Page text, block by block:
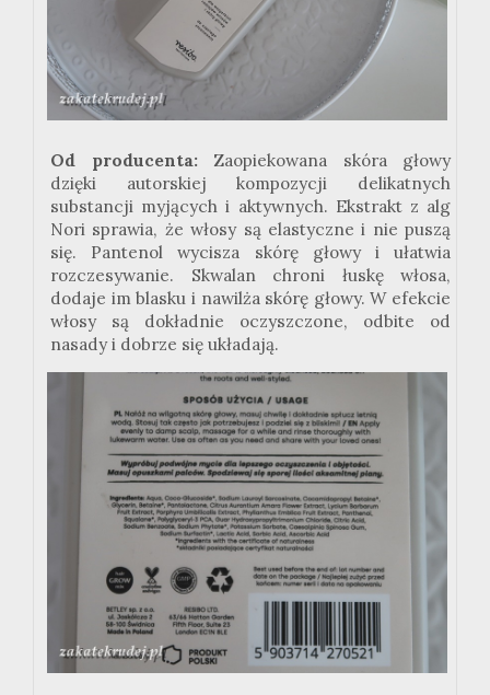
Od producenta: Zaopiekowana skóra głowy
dzięki autorskiej kompozycji delikatnych
substancji myjących i aktywnych. Ekstrakt z alg
Nori sprawia, że włosy są elastyczne i nie puszą
się. Pantenol wycisza skórę głowy i ułatwia
rozczesywanie. Skwalan chroni łuskę włosa,
dodaje im blasku i nawilża skórę głowy. W efekcie
włosy są dokładnie oczyszczone, odbite od
nasady i dobrze się układają.